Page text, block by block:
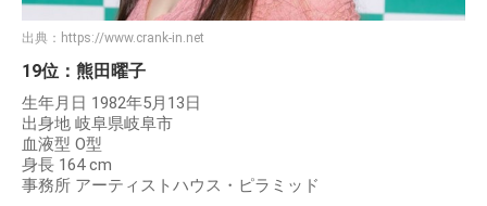
出典： https://www.crank-in.net
19位：熊田曜子
生年月日 1982年5月13日
出身地 岐阜県岐阜市
血液型 O型
身長 164 cm
事務所 アーティストハウス・ピラミッド